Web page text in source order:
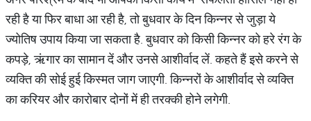
रही है या फिर बाधा आ रही है, तो बुधवार के दिन किन्नर से जुड़ा ये
ज्योतिष उपाय किया जा सकता है. बुधवार को किसी किन्नर को हरे रंग के
कपड़े, ऋंगार का सामान दें और उनसे आशीर्वाद लें. कहते हैं इसे करने से
व्यक्ति की सोई हुई किस्मत जाग जाएगी. किन्नरों के आशीर्वाद से व्यक्ति
का करियर और कारोबार दोनों में ही तरक्की होने लगेगी.